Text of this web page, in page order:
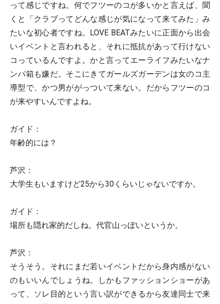
って感じですね。何でフツーのコが多いかと言えば、聞
くと「クラブってどんな感じが気になって来てみた」み
たいな初心者ですね。LOVE BEATみたいに正面から出会
いイベントと言われると、それに抵抗があって行けない
コっているんですよ。かと言ってエーライフみたいなナ
ンパ箱も嫌だ。そこにきてガールズガーデンは女のコ主
導型で、かつ男ががっついて来ない。だからフツーのコ
が来やすいんですよね。
ガイド：
年齢的には？
芦沢：
大学生もいますけど25から30くらいじゃないですか。
ガイド：
場所も隠れ家的だしね。代官山っぽいというか。
芦沢：
そうそう。それにまだ若いイベントだから身内感がない
のもいいんでしょうね。しかもファッションショーがあ
って、ソレ目的という言い訳ができるから友達同士で来